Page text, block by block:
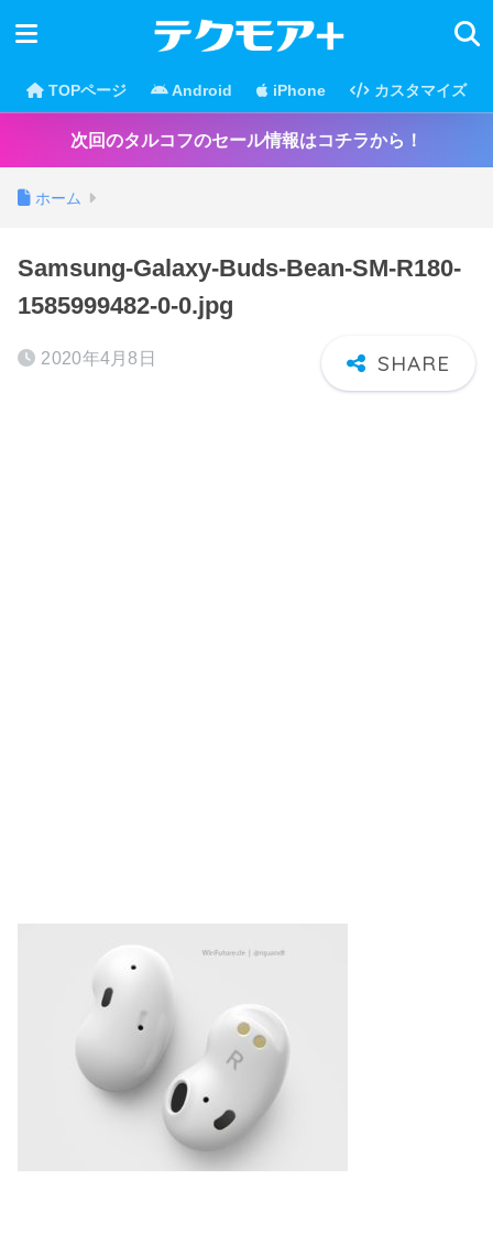
TOPページ Android iPhone カスタマイズ
次回のタルコフのセール情報はコチラから！
ホーム
Samsung-Galaxy-Buds-Bean-SM-R180-
1585999482-0-0.jpg
2020年4月8日